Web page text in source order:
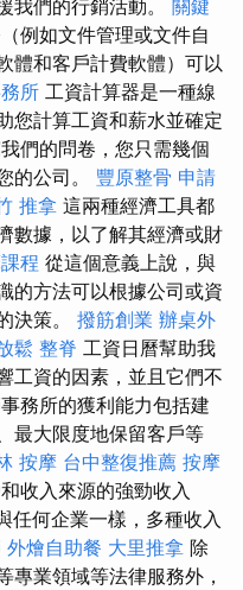
我們的行銷活動。 關鍵
例如文件管理或文件自
體和客戶計費軟體）可以
所 工資計算器是一種線
您計算工資和薪水並確定
們的問卷，您只需幾個
的公司。 豐原整骨 申請
推拿 這兩種經濟工具都
數據，以了解其經濟或財
程 從這個意義上說，與
的方法可以根據公司或資
決策。 撥筋創業 辦桌外
鬆 整脊 工資日曆幫助我
工資的因素，並且它們不
務所的獲利能力包括建
最大限度地保留客戶等
按摩 台中整復推薦 按摩
收入來源的強勁收入
任何企業一樣，多種收入
外燴自助餐 大里推拿 除
專業領域等法律服務外，